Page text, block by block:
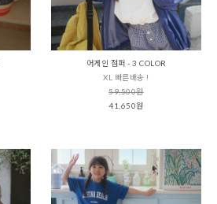
어게인 점퍼 - 3 COLOR
XL 빠른배송 !
59,500원
41,650원